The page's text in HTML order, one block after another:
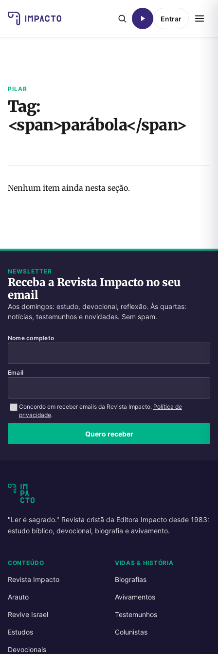
Entrar
PILAR
Tag:
<span>parábola</span>
Nenhum item ainda nesta seção.
NEWSLETTER
Receba a Revista Impacto no seu
email
Aos domingos: estudo, devocional, reflexão. Às quartas:
notícias, testemunhos e novidades. Sem spam.
Nome completo
Email
Concordo em receber emails da Revista Impacto. Política de
privacidade.
Quero receber
"Ler é sagrado." Revista cristã da Editora Impacto desde 1983:
estudo bíblico, devocional, biografia e avivamento.
CONTEÚDO
Revista Impacto
Arauto
Revive Israel
Estudos
Devocionais
VIDAS & HISTÓRIA
Biografias
Avivamentos
Testemunhos
Colunistas